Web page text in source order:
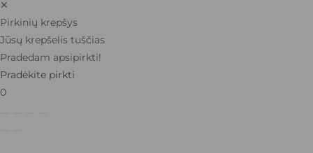
✕
Pirkinių krepšys
Jūsų krepšelis tuščias
Pradedam apsipirkti!
Pradėkite pirkti
0